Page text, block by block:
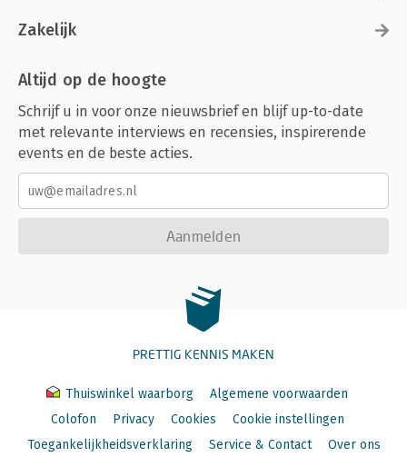
Zakelijk
Altijd op de hoogte
Schrijf u in voor onze nieuwsbrief en blijf up-to-date
met relevante interviews en recensies, inspirerende
events en de beste acties.
Aanmelden
PRETTIG KENNIS MAKEN
Thuiswinkel waarborg
Algemene voorwaarden
Colofon
Privacy Cookies
Cookie instellingen
Toegankelijkheidsverklaring
Service & Contact Over ons